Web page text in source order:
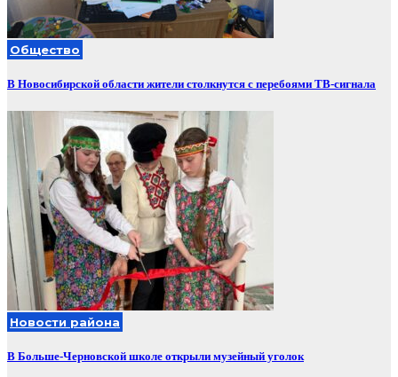
Общество
В Новосибирской области жители столкнутся с перебоями ТВ-сигнала
Новости района
В Больше-Черновской школе открыли музейный уголок